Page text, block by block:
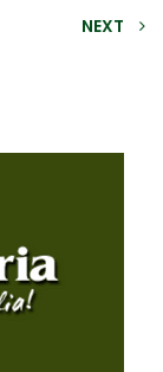
NEXT